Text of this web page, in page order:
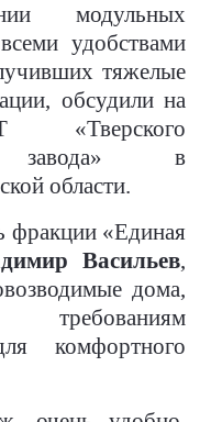
модульных
удобствами
тяжелые
обсудили на
завода» в
области.
фракции «Единая
Васильев,
дома,
комфортного